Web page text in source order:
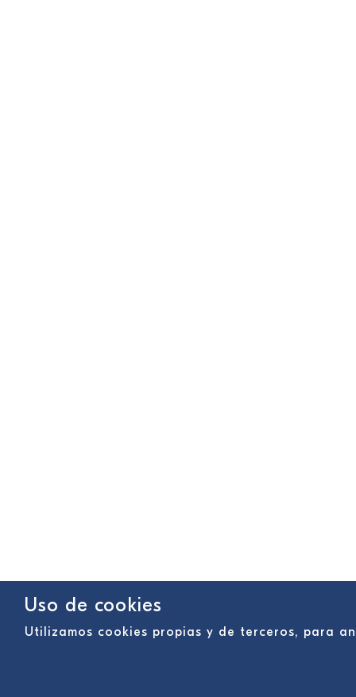
Uso de cookies
Utilizamos cookies propias y de terceros, para